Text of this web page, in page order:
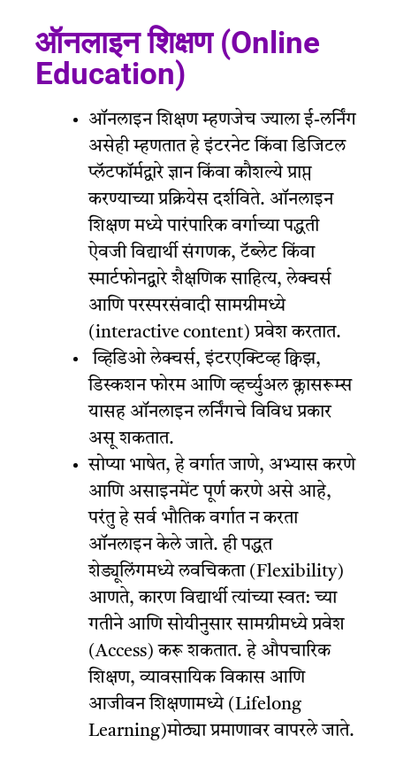
ऑनलाइन शिक्षण (Online
Education)
ऑनलाइन शिक्षण म्हणजेच ज्याला ई-लर्निंग
असेही म्हणतात हे इंटरनेट किंवा डिजिटल
प्लॅटफॉर्मद्वारे ज्ञान किंवा कौशल्ये प्राप्त
करण्याच्या प्रक्रियेस दर्शविते. ऑनलाइन
शिक्षण मध्ये पारंपारिक वर्गाच्या पद्धती
ऐवजी विद्यार्थी संगणक, टॅब्लेट किंवा
स्मार्टफोनद्वारे शैक्षणिक साहित्य, लेक्चर्स
आणि परस्परसंवादी सामग्रीमध्ये
(interactive content) प्रवेश करतात.
व्हिडिओ लेक्चर्स, इंटरएक्टिव्ह क्विझ,
डिस्कशन फोरम आणि व्हर्च्युअल क्लासरूम्स
यासह ऑनलाइन लर्निंगचे विविध प्रकार
असू शकतात.
सोप्या भाषेत, हे वर्गात जाणे, अभ्यास करणे
आणि असाइनमेंट पूर्ण करणे असे आहे,
परंतु हे सर्व भौतिक वर्गात न करता
ऑनलाइन केले जाते. ही पद्धत
शेड्यूलिंगमध्ये लवचिकता (Flexibility)
आणते, कारण विद्यार्थी त्यांच्या स्वत: च्या
गतीने आणि सोयीनुसार सामग्रीमध्ये प्रवेश
(Access) करू शकतात. हे औपचारिक
शिक्षण, व्यावसायिक विकास आणि
आजीवन शिक्षणामध्ये (Lifelong
Learning)मोठ्या प्रमाणावर वापरले जाते.